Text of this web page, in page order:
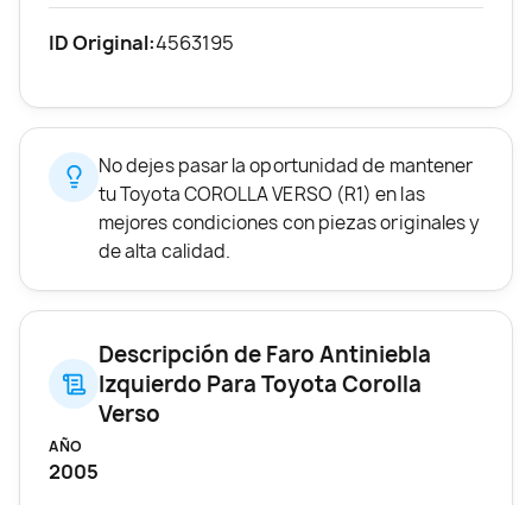
ID Original:4563195
No dejes pasar la oportunidad de mantener
tu Toyota COROLLA VERSO (R1) en las
mejores condiciones con piezas originales y
de alta calidad.
Descripción de Faro Antiniebla
Izquierdo Para Toyota Corolla
Verso
AÑO
2005